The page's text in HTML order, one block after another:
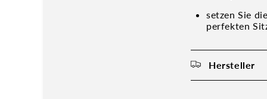
setzen Sie
perfekten
Hersteller